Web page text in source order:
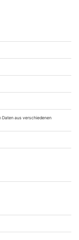
keine weiteren
Erst für die
anlässlich...
die große Zeit der
Meiningen versorgt.
Bürger noch «ihr
Landestheater
der Zuschauerraum
147 Menschen
Platz bieten
Butterfly»,
allerdings
Newsletter